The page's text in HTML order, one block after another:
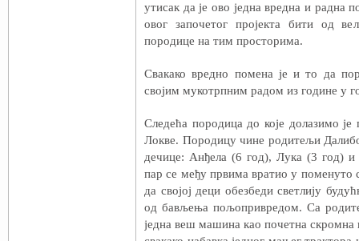
утисак да је ово једна вредна и радна
овог започетог пројекта бити од
породице на тим просторима.
Свакако вредно помена је и то да
својим мукотрпним радом из године у
Следећа породица до које долазимо
Локве. Породицу чине родитељи
дечице: Анђела (6 год), Лука (3 год)
пар се међу првима вратио у
да својој деци обезбеди светлију
од бављења пољопривредом. Са
једна веш машина као почетна скромна